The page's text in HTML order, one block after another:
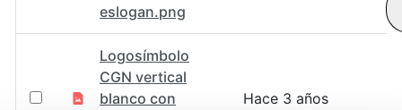
eslogan.png
Logosímbolo
CGN vertical
blanco con
Hace 3 años